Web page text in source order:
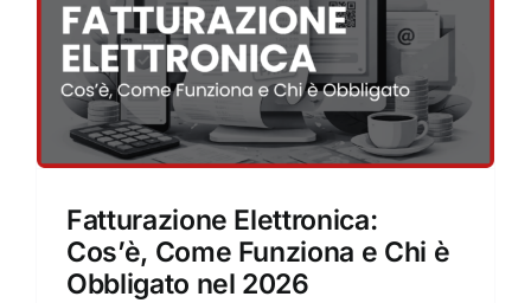
Fatturazione Elettronica:
Cos’è, Come Funziona e Chi è
Obbligato nel 2026